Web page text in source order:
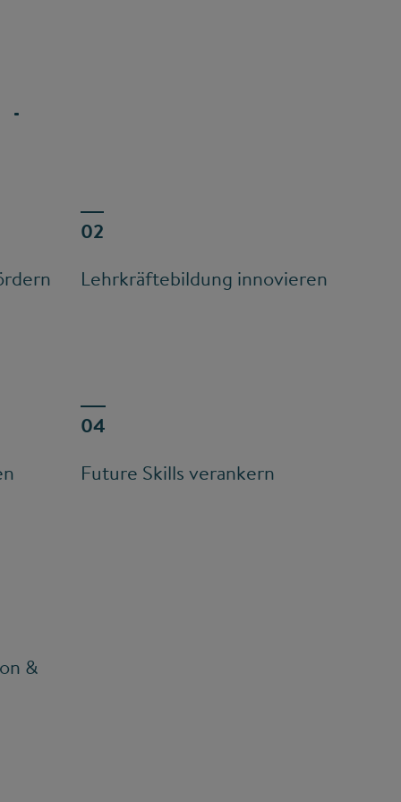
Lehrkräftebildung innovieren
Future Skills verankern
&